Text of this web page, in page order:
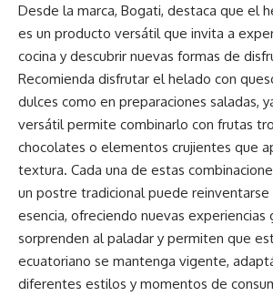
Desde la marca, Bogati, destaca que el
es un producto versátil que invita a
cocina y descubrir nuevas formas de
Recomienda disfrutar el helado con
dulces como en preparaciones saladas,
versátil permite combinarlo con frutas
chocolates o elementos crujientes que
textura. Cada una de estas
un postre tradicional puede reinventarse
esencia, ofreciendo nuevas experiencias
sorprenden al paladar y permiten que
ecuatoriano se mantenga vigente,
diferentes estilos y momentos de